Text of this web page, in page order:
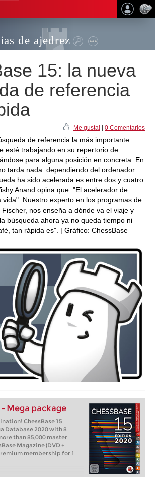
de ajedrez
15: la nueva
de referencia
Me gusta! 0 Comentarios
de referencia la más importante
esté trabajando en su repertorio de
para alguna posición en concreta. En
tarda nada: dependiendo del ordenador
ha sido acelerada es entre dos y cuatro
Anand opina que: "El acelerador de
vida". Nuestro experto en los programas de
nos enseña a dónde va el viaje y
búsqueda ahora ya no queda tiempo ni
tan rápida es". | Gráfico: ChessBase
- Mega package
ChessBase 15
Database 2020 with 8
than 85,000 master
Magazine (DVD +
membership for 1